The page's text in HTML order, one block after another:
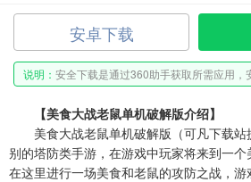
安卓下载
说明： 安全下载是通过360助手获取所需应用，
【美食大战老鼠单机破解版介绍】
美食大战老鼠单机破解版（可凡下载站
别的塔防类手游，在游戏中玩家将来到一个
在这里进行一场美食和老鼠的攻防之战，